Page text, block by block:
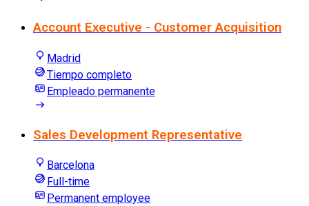
Account Executive - Customer Acquisition
Madrid
Tiempo completo
Empleado permanente
Sales Development Representative
Barcelona
Full-time
Permanent employee